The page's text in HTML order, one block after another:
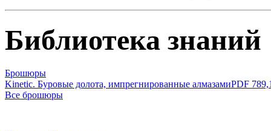
Библиотека знаний
Брошюры
Kinetic. Буровые долота, импрегнированные алмазамиPDF
Все брошюры